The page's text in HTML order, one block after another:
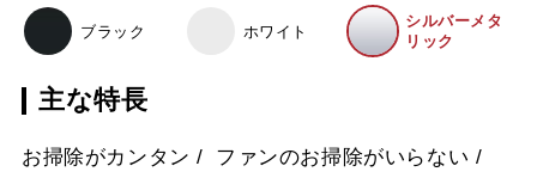
ブラック ホワイト
シルバーメタ
リック
主な特長
お掃除がカンタン
ファンのお掃除がいらない